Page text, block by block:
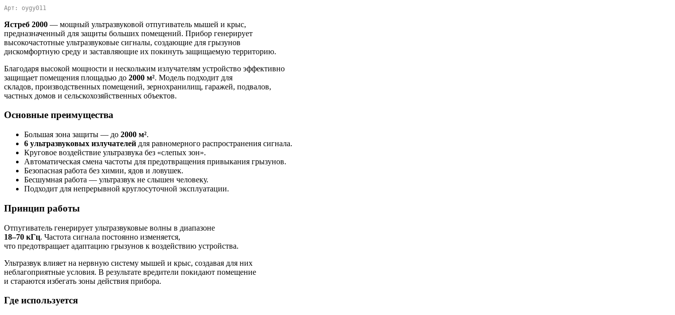
Арт: oygy011
Ястреб 2000 — мощный ультразвуковой отпугиватель мышей и крыс,
предназначенный для защиты больших помещений. Прибор генерирует
высокочастотные ультразвуковые сигналы, создающие для грызунов
дискомфортную среду и заставляющие их покинуть защищаемую территорию.
Благодаря высокой мощности и нескольким излучателям устройство эффективно
защищает помещения площадью до 2000 м². Модель подходит для
складов, производственных помещений, зернохранилищ, гаражей, подвалов,
частных домов и сельскохозяйственных объектов.
Основные преимущества
Большая зона защиты — до 2000 м².
6 ультразвуковых излучателей для равномерного распространения сигнала.
Круговое воздействие ультразвука без «слепых зон».
Автоматическая смена частоты для предотвращения привыкания грызунов.
Безопасная работа без химии, ядов и ловушек.
Бесшумная работа — ультразвук не слышен человеку.
Подходит для непрерывной круглосуточной эксплуатации.
Принцип работы
Отпугиватель генерирует ультразвуковые волны в диапазоне
18–70 кГц. Частота сигнала постоянно изменяется,
что предотвращает адаптацию грызунов к воздействию устройства.
Ультразвук влияет на нервную систему мышей и крыс, создавая для них
неблагоприятные условия. В результате вредители покидают помещение
и стараются избегать зоны действия прибора.
Где используется